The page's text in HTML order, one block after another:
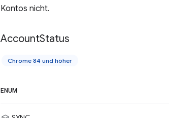
Kontos nicht.
AccountStatus
Chrome 84 und höher
ENUM